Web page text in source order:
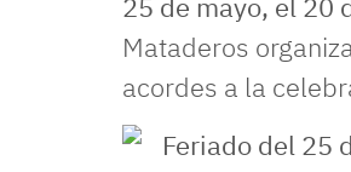
Mataderos
acordes a la